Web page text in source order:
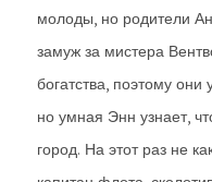
молоды, но родители
замуж за мистера
богатства, поэтому
но умная Энн узнает,
город. На этот раз не